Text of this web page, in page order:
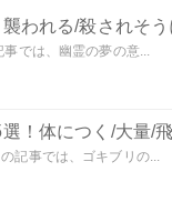
われる/殺されそ
では、幽霊の夢の意...
！体につく/大量/
記事では、ゴキブリの...